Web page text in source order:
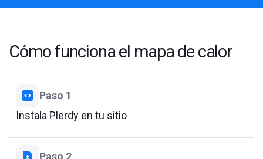
Cómo funciona el mapa de calor
Paso 1
Instala Plerdy en tu sitio